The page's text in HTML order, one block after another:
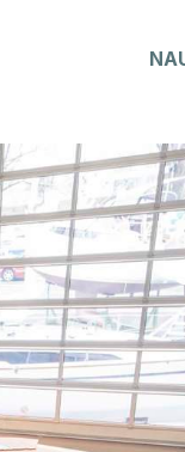
CH-
T+41